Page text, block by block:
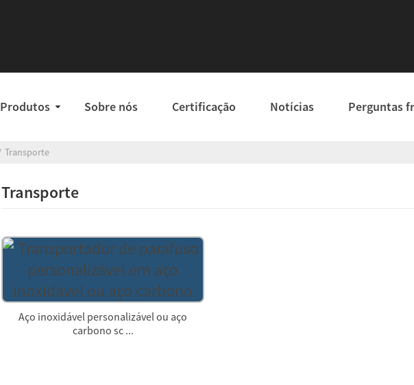
Produtos Sobre nós Certificação Notícias Perguntas
Transporte
Transporte
Aço inoxidável personalizável ou aço
carbono sc ...